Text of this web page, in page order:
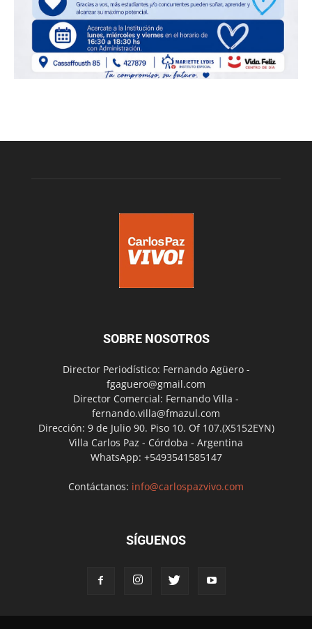
SOBRE NOSOTROS
Director Periodístico: Fernando Agüero -
fgaguero@gmail.com
Director Comercial: Fernando Villa -
fernando.villa@fmazul.com
Dirección: 9 de Julio 90. Piso 10. Of 107.(X5152EYN)
Villa Carlos Paz - Córdoba - Argentina
WhatsApp: +5493541585147
Contáctanos: info@carlospazvivo.com
SÍGUENOS